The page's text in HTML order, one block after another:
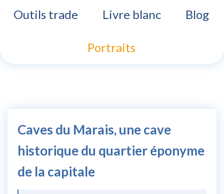
Outils trade Livre blanc Blog
Portraits
Caves du Marais, une cave
historique du quartier éponyme
de la capitale